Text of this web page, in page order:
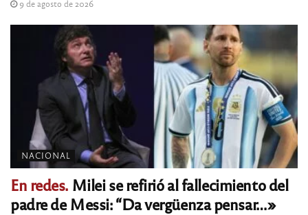
9 de agosto de 2026
NACIONAL
En redes. Milei se refirió al fallecimiento del
padre de Messi: “Da vergüenza pensar…»